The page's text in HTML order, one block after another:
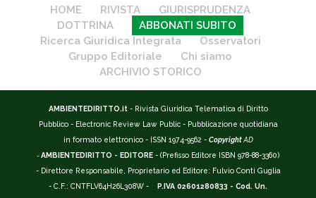
HOME RIVISTA
GIURISPRUDENZA
DOTTRINA
ABBONATI SUBITO
Ricerca Giuridica Integrata
Osservatori
Gruppo Editoriale
Chi siamo
ARCHIVIO STORICO
AMBIENTEDIRITTO.it - Rivista Giuridica Telematica di Diritto
Pubblico - Electronic Review Law Public - Pubblicazione quotidiana
in formato elettronico - ISSN 1974-9562 - Copyright AD
-AMBIENTEDIRITTO - EDITORE - (Prefisso Editore ISBN 978-88-3360)
- Direttore Responsabile, Proprietario ed Editore: Fulvio Conti Guglia
- C.F.: CNTFLV64H26L308W -
P.IVA 02601280833 - Cod. Un.